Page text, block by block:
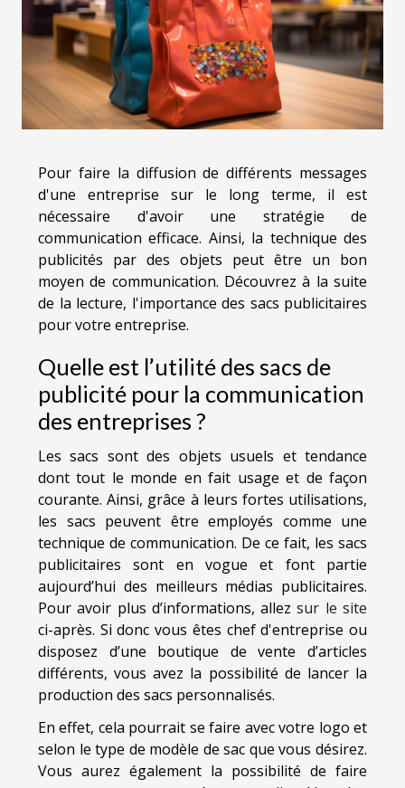
Pour faire la diffusion de différents messages
d'une entreprise sur le long terme, il est
nécessaire d'avoir une stratégie de
communication efficace. Ainsi, la technique des
publicités par des objets peut être un bon
moyen de communication. Découvrez à la suite
de la lecture, l'importance des sacs publicitaires
pour votre entreprise.
Quelle est l’utilité des sacs de
publicité pour la communication
des entreprises ?
Les sacs sont des objets usuels et tendance
dont tout le monde en fait usage et de façon
courante. Ainsi, grâce à leurs fortes utilisations,
les sacs peuvent être employés comme une
technique de communication. De ce fait, les sacs
publicitaires sont en vogue et font partie
aujourd’hui des meilleurs médias publicitaires.
Pour avoir plus d’informations, allezsur le site
ci-après. Si donc vous êtes chef d'entreprise ou
disposez d’une boutique de vente d’articles
différents, vous avez la possibilité de lancer la
production des sacs personnalisés.
En effet, cela pourrait se faire avec votre logo et
selon le type de modèle de sac que vous désirez.
Vous aurez également la possibilité de faire